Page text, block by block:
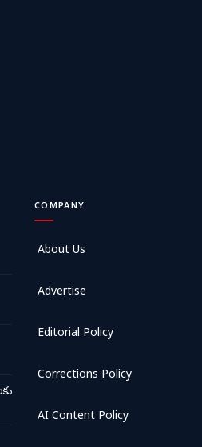
COMPANY
About Us
Advertise
Editorial Policy
Corrections Policy
AI Content Policy